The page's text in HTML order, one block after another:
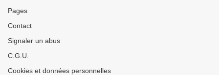
Pages
Contact
Signaler un abus
C.G.U.
Cookies et données personnelles